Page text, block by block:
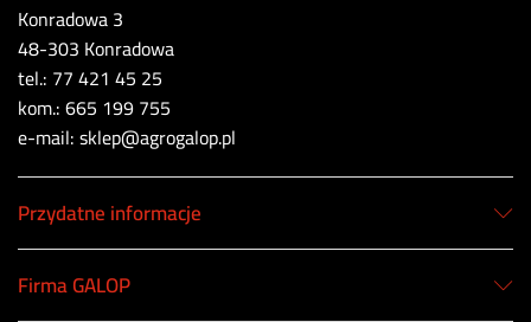
Konradowa 3
48-303 Konradowa
tel.: 77 421 45 25
kom.: 665 199 755
e-mail: sklep@agrogalop.pl
Przydatne informacje
Firma GALOP